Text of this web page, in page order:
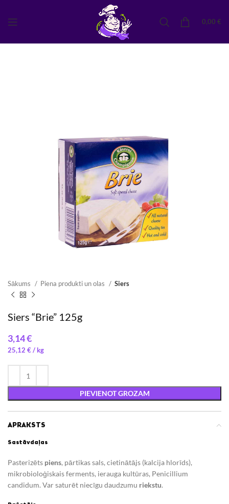
0,00 €
Sākums Piena produkti un olas Siers
Siers “Brie” 125g
€
25,12 €/
PIEVIENOT GROZAM
APRAKSTS
Sastāvdaļas
Pasterizēts piens, pārtikas sals, cietinātājs (kalcija hlorīds),
mikrobioloģiskais ferments, ierauga kultūras, Penicillium
candidum. Var saturēt niecīgu daudzumu riekstu.